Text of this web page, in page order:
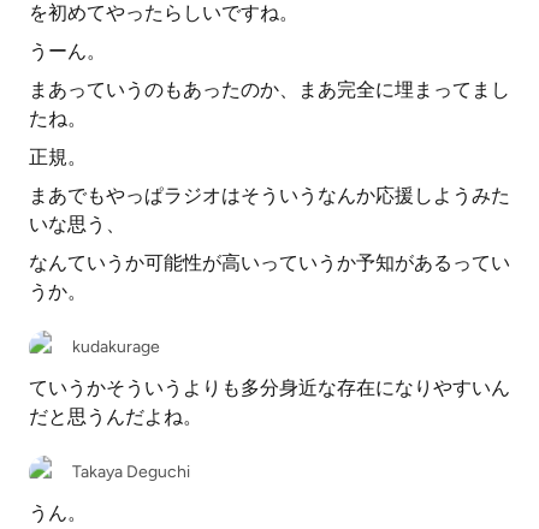
を初めてやったらしいですね。
うーん。
まあっていうのもあったのか、まあ完全に埋まってまし
たね。
正規。
まあでもやっぱラジオはそういうなんか応援しようみた
いな思う、
なんていうか可能性が高いっていうか予知があるってい
うか。
kudakurage
ていうかそういうよりも多分身近な存在になりやすいん
だと思うんだよね。
Takaya Deguchi
うん。